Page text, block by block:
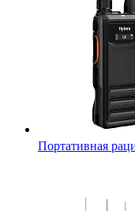
Портативная